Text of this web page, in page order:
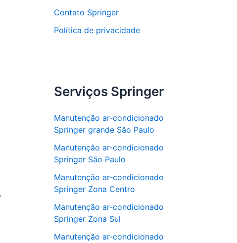
,
Contato Springer
Política de privacidade
Serviços Springer
Manutenção ar-condicionado
Springer grande São Paulo
Manutenção ar-condicionado
Springer São Paulo
Manutenção ar-condicionado
Springer Zona Centro
Manutenção ar-condicionado
Springer Zona Sul
Manutenção ar-condicionado